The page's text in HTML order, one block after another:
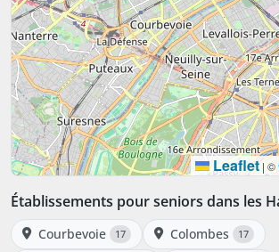
Leaflet |©
Établissements pour seniors dans les
Courbevoie 17 Colombes 17